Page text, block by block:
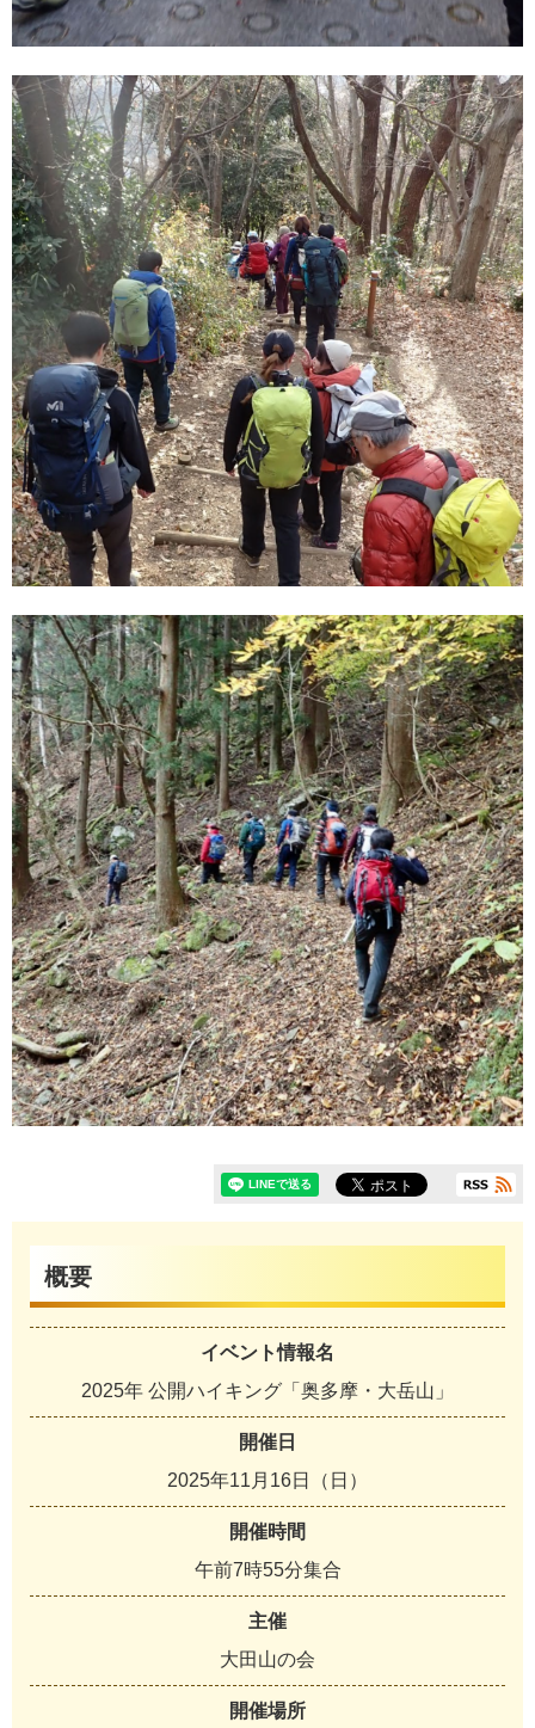
概要
イベント情報名
2025年 公開ハイキング「奥多摩・大岳山」
開催日
2025年11月16日（日）
開催時間
午前7時55分集合
主催
大田山の会
開催場所